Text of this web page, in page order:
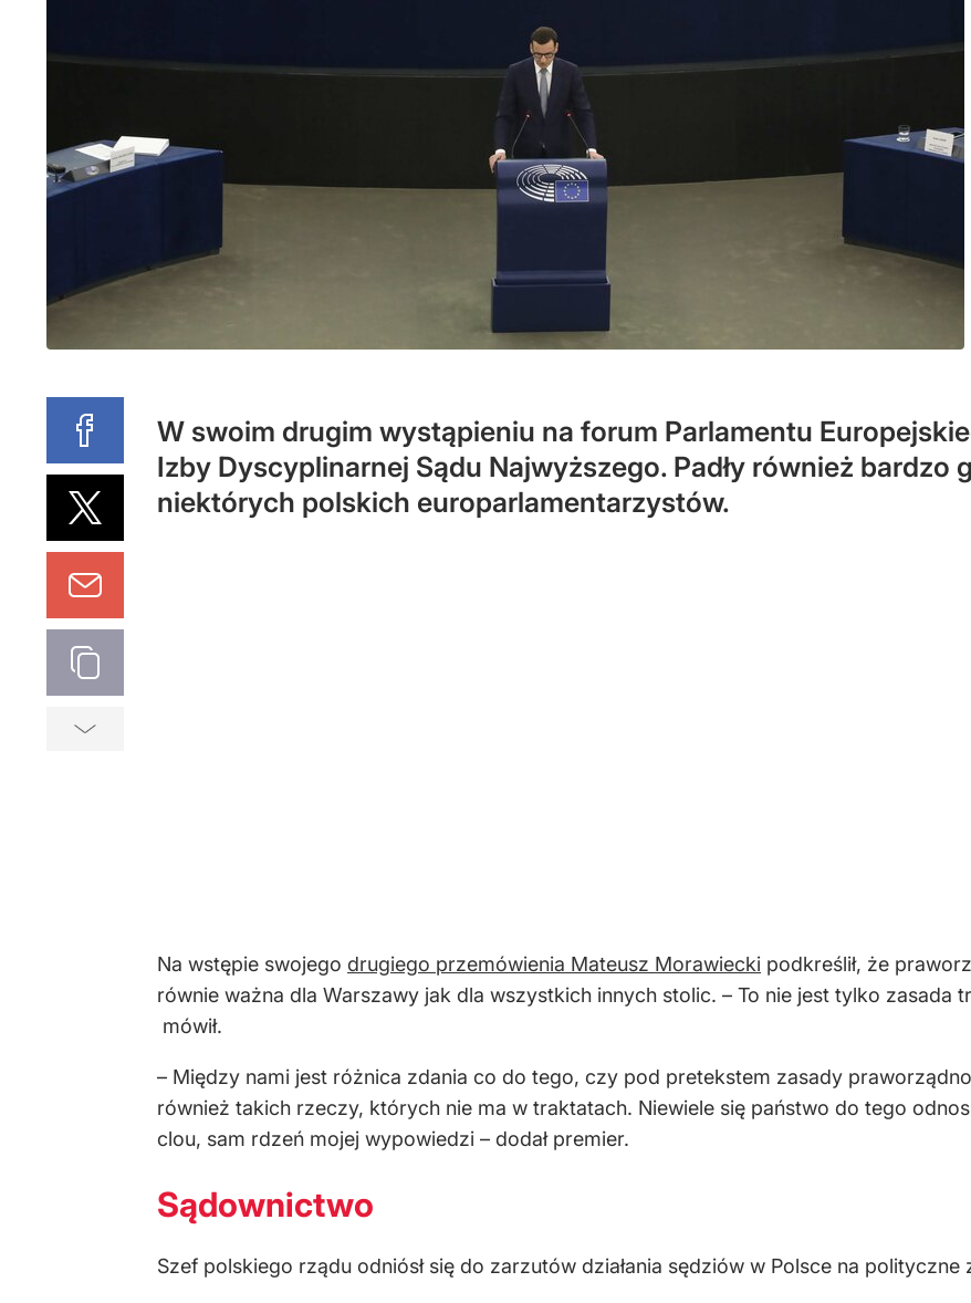
W swoim drugim wystąpieniu na forum Parlamentu
Izby Dyscyplinarnej Sądu Najwyższego. Padły również bardzo
niektórych polskich europarlamentarzystów.
Na wstępie swojego drugiego przemówienia Mateusz Morawiecki podkreślił, że
równie ważna dla Warszawy jak dla wszystkich innych stolic. – To nie jest tylko zasada
mówił.
– Między nami jest różnica zdania co do tego, czy pod pretekstem zasady
również takich rzeczy, których nie ma w traktatach. Niewiele się państwo do tego
clou, sam rdzeń mojej wypowiedzi – dodał premier.
Sądownictwo
Szef polskiego rządu odniósł się do zarzutów działania sędziów w Polsce na polityczne